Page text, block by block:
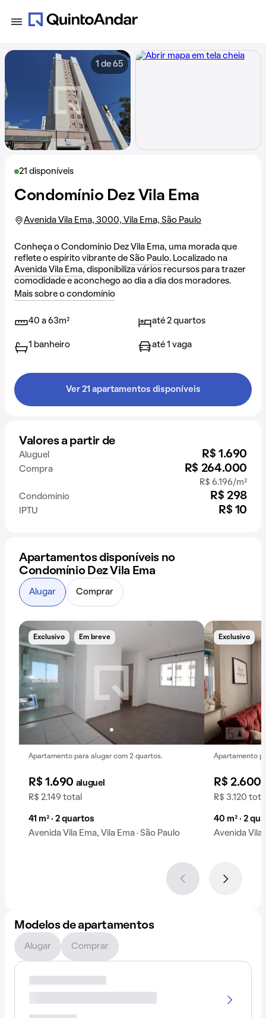
21 disponíveis
Condomínio Dez Vila Ema
Avenida Vila Ema, 3000, Vila Ema, São Paulo
Conheça o Condomínio Dez Vila Ema, uma morada que
reflete o espírito vibrante de São Paulo. Localizado na
Avenida Vila Ema, disponibiliza vários recursos para trazer
comodidade e aconchego ao dia a dia dos moradores.
Mais sobre o condomínio
40 a 63m² até 2 quartos
1 banheiro até 1 vaga
Ver 21 apartamentos disponíveis
Valores a partir de
Aluguel R$ 1.690
Compra R$ 264.000
R$ 6.196/m²
Condomínio
R$ 298
IPTU R$ 10
1 de 65
Apartamentos disponíveis no
Condomínio Dez Vila Ema
Exclusivo Em breve
Apartamento para alugar com 2 quartos.
R$ 1.690 aluguel
R$ 2.149 total
41 m² · 2 quartos
Avenida Vila Ema, Vila Ema · São Paulo
Exclusivo
Apartamento
R$ 2.600
R$ 3.120
40 m² · 2
Avenida Vila
Alugar Comprar
Modelos de apartamentos
Alugar Comprar